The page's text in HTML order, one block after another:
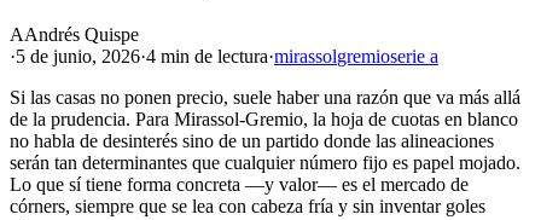
AAndrés Quispe
·5 de junio, 2026·4 min de lectura·mirassolgremioserie a
Si las casas no ponen precio, suele haber una razón que va más allá
de la prudencia. Para Mirassol-Gremio, la hoja de cuotas en blanco
no habla de desinterés sino de un partido donde las alineaciones
serán tan determinantes que cualquier número fijo es papel mojado.
Lo que sí tiene forma concreta —y valor— es el mercado de
córners, siempre que se lea con cabeza fría y sin inventar goles